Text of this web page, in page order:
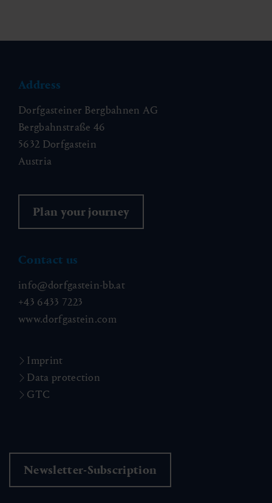
Address
Dorfgasteiner Bergbahnen AG
Bergbahnstraße 46
5632 Dorfgastein
Austria
Plan your journey
Contact us
info@dorfgastein-bb.at
+43 6433 7223
www.dorfgastein.com
Imprint
Data protection
GTC
Newsletter-Subscription